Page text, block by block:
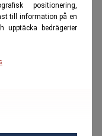
positionering,
till information på en
upptäcka bedrägerier